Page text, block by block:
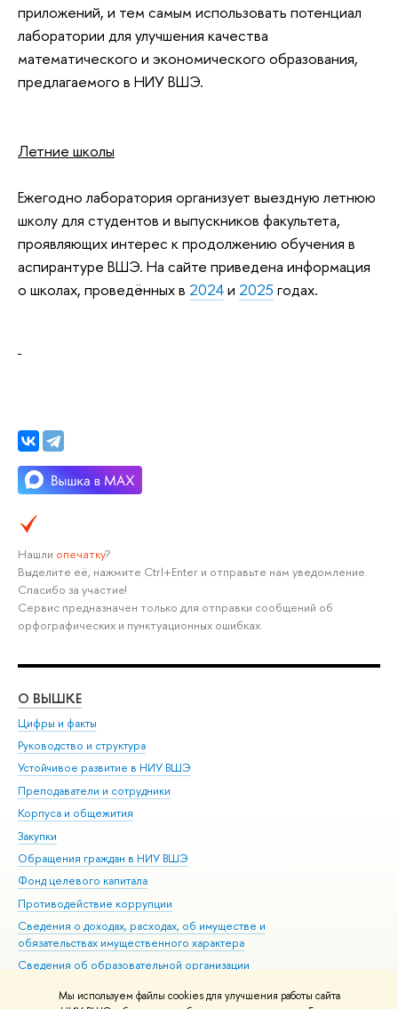
Мы используем файлы cookies для улучшения работы сайта
приложений, и тем самым использовать потенциал
лаборатории для улучшения качества
математического и экономического образования,
предлагаемого в НИУ ВШЭ.
Летние школы
Ежегодно лаборатория организует выездную летнюю
школу для студентов и выпускников факультета,
проявляющих интерес к продолжению обучения в
аспирантуре ВШЭ. На сайте приведена информация
о школах, проведённых в 2024и 2025 годах.
Нашли опечатку?
Выделите её, нажмите Ctrl+Enter и отправьте нам уведомление.
Спасибо за участие!
Сервис предназначен только для отправки сообщений об
орфографических и пунктуационных ошибках.
О ВЫШКЕ
Цифры и факты
Руководство и структура
Устойчивое развитие в НИУ ВШЭ
Преподаватели и сотрудники
Корпуса и общежития
Закупки
Обращения граждан в НИУ ВШЭ
Фонд целевого капитала
Противодействие коррупции
Сведения о доходах, расходах, об имуществе и
обязательствах имущественного характера
Сведения об образовательной организации
Людям с ограниченными возможностями здоровья